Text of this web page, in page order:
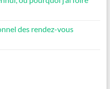
des rendez-vous